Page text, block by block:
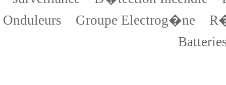
Onduleurs
Groupe Electrog�ne